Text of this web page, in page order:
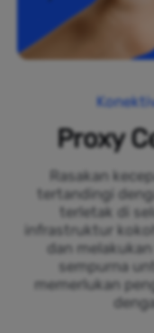
Proxy
Rasakan
tertandingi
terletak di
infrastruktur
dan
sempurna
memerlukan